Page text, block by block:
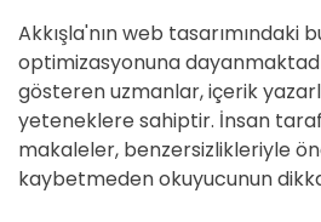
Akkışla'nın web tasarımındaki
optimizasyonuna
gösteren uzmanlar, içerik
yeteneklere sahiptir. İnsan
makaleler, benzersizlikleriyle
kaybetmeden okuyucunun